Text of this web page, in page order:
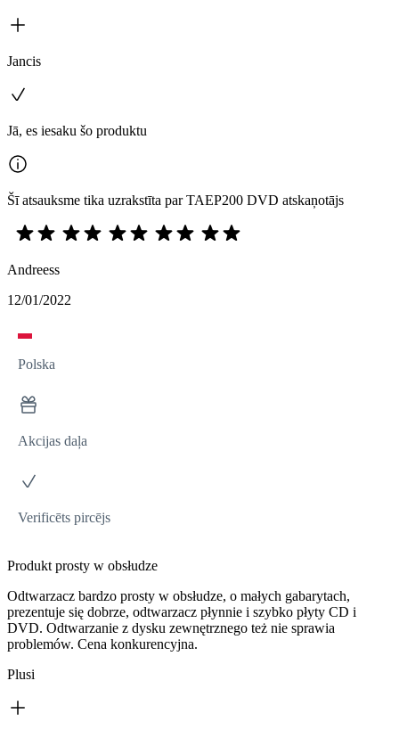
Jancis
Jā, es iesaku šo produktu
Šī atsauksme tika uzrakstīta par TAEP200 DVD atskaņotājs
Andreess
12/01/2022
Polska
Akcijas daļa
Verificēts pircējs
Produkt prosty w obsłudze
Odtwarzacz bardzo prosty w obsłudze, o małych gabarytach,
prezentuje się dobrze, odtwarzacz płynnie i szybko płyty CD i
DVD. Odtwarzanie z dysku zewnętrznego też nie sprawia
problemów. Cena konkurencyjna.
Plusi